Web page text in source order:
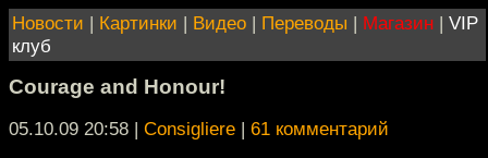
Новости | Картинки | Видео | Переводы | Магазин | VIP
клуб
Courage and Honour!
05.10.09 20:58 | Consigliere | 61 комментарий